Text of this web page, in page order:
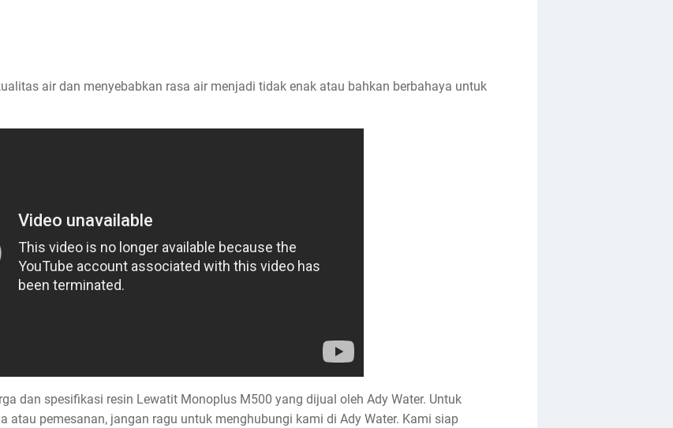
air dan menyebabkan rasa air menjadi tidak enak atau bahkan berbahaya untuk
dan spesifikasi resin Lewatit Monoplus M500 yang dijual oleh Ady Water. Untuk
atau pemesanan, jangan ragu untuk menghubungi kami di Ady Water. Kami siap